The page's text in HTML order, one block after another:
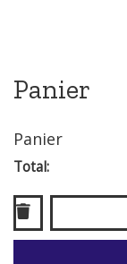
Panier
Panier
Total: